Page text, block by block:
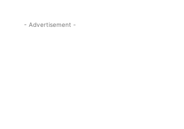
- Advertisement -